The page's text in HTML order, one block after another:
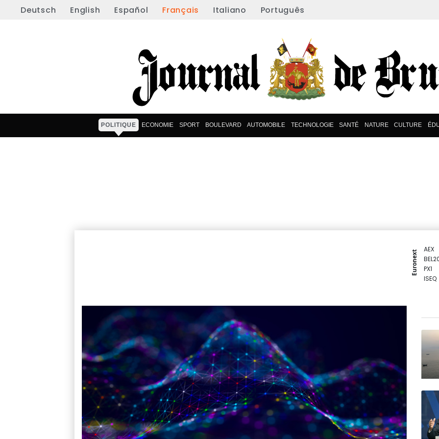
Deutsch English Español Français Italiano Português
POLITIQUE ECONOMIE SPORT BOULEVARD AUTOMOBILE TECHNOLOGIE SANTÉ NATURE CULTURE
Euronext
AEX
PX1
ISEQ